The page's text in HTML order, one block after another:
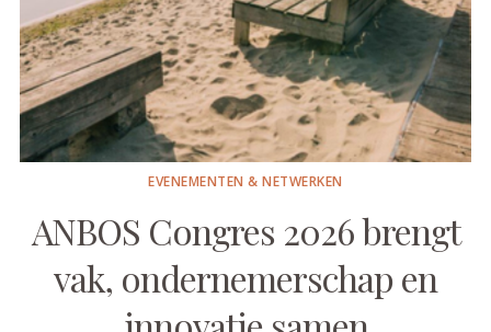
EVENEMENTEN & NETWERKEN
ANBOS Congres 2026 brengt
vak, ondernemerschap en